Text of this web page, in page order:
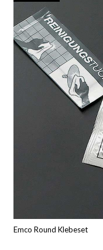
Emco Round Klebeset